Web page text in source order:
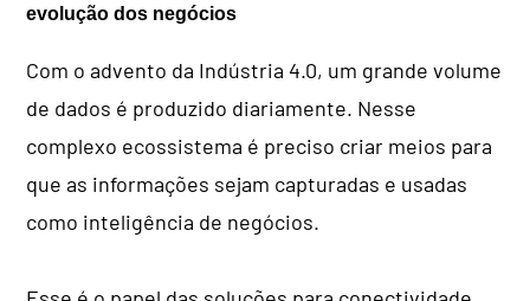
evolução dos negócios
Com o advento da Indústria 4.0, um grande volume
de dados é produzido diariamente. Nesse
complexo ecossistema é preciso criar meios para
que as informações sejam capturadas e usadas
como inteligência de negócios.